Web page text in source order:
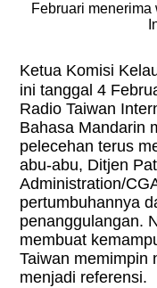
Februari
Ketua Komisi
ini tanggal 4
Radio Taiwan
Bahasa Mandarin
pelecehan terus
abu-abu, Ditjen
Administration/
pertumbuhannya
penanggulangan.
membuat
Taiwan memimpin
menjadi referensi.